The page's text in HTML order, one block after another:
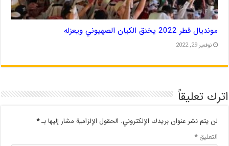
مونديال قطر 2022 يخنق الكيان الصهيوني ويعزله
نوفمبر 29, 2022
اترك تعليقاً
لن يتم نشر عنوان بريدك الإلكتروني. الحقول الإلزامية مشار إليها بـ*
التعليق*